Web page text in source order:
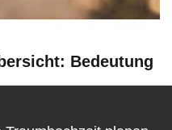
Bedeutung